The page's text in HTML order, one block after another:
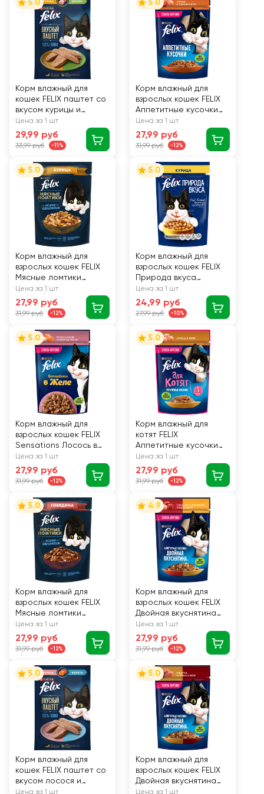
5.0
Корм влажный для
кошек FELIX паштет со
вкусом курицы и
кролика, 75г
Цена за 1 шт
29,99 руб
33,99 руб -11%
5.0
Корм влажный для
взрослых кошек FELIX
Аппетитные кусочки
Курица и томаты в
желе, 75г
Цена за 1 шт
27,99 руб
31,99 руб -12%
5.0
Корм влажный для
взрослых кошек FELIX
Мясные ломтики
с курицей в соусе, 75г
Цена за 1 шт
27,99 руб
31,99 руб -12%
5.0
Корм влажный для
взрослых кошек FELIX
Природа вкуса
Курица, 75г
Цена за 1 шт
24,99 руб
27,99 руб -10%
5.0
Корм влажный для
взрослых кошек FELIX
Sensations Лосось в
желе со вкусом
трески, 75г
Цена за 1 шт
27,99 руб
31,99 руб -12%
5.0
Корм влажный для
котят FELIX
Аппетитные кусочки
Курица в желе, 75г
Цена за 1 шт
27,99 руб
31,99 руб -12%
5.0
Корм влажный для
взрослых кошек FELIX
Мясные ломтики
с говядиной в соусе,
75г
Цена за 1 шт
27,99 руб
31,99 руб -12%
4.9
Корм влажный для
взрослых кошек FELIX
Двойная вкуснятина
Говядина и домашняя
птица в желе, 75г
Цена за 1 шт
27,99 руб
31,99 руб -12%
5.0
Корм влажный для
кошек FELIX паштет со
вкусом лосося и
форели, 75г
Цена за 1 шт
5.0
Корм влажный для
взрослых кошек FELIX
Двойная вкуснятина
Индейка и печень в
Цена за 1 шт